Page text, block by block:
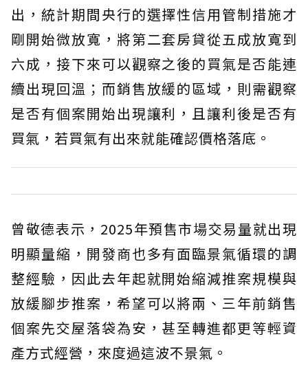
出，統計期間央行的選擇性信用管制措施才
剛開始微放寬，將第二套房貸從五成放寬到
六成，接下來可以觀察之後的買氣是否能連
續出現回溫；而銷售放緩的區域，則需觀察
是否有個案開始出現讓利，且讓利後是否有
買氣，若買氣有出來就能確認價格落底。
曾敬德表示，2025年預售市場交易量就出現
明顯量縮，開發商也多有面臨景氣循環的調
整經驗，因此去年起就開始縮減推案規模與
放緩腳步推案，希望可以將兩、三年前銷售
個案先交屋落袋為安，甚至轉進都更等輕資
產方式經營，來度過這波不景氣。